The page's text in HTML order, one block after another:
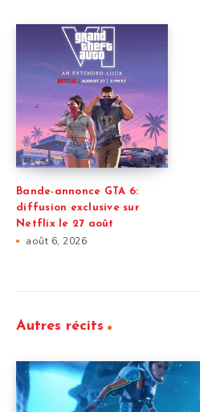
Bande-annonce GTA 6:
diffusion exclusive sur
Netflix le 27 août
août 6, 2026
Autres récits